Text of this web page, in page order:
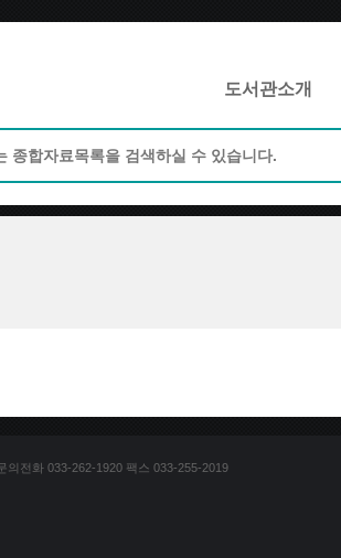
도서관소개
의전화 033-262-1920 팩스 033-255-2019